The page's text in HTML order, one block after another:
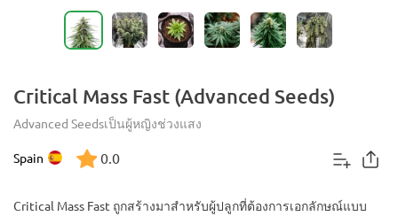
Critical Mass Fast (Advanced Seeds)
Advanced Seedsเป็นผู้หญิงช่วงแสง
Spain 0.0
Critical Mass Fast ถูกสร้างมาสำหรับผู้ปลูกที่ต้องการเอกลักษณ์แบบ